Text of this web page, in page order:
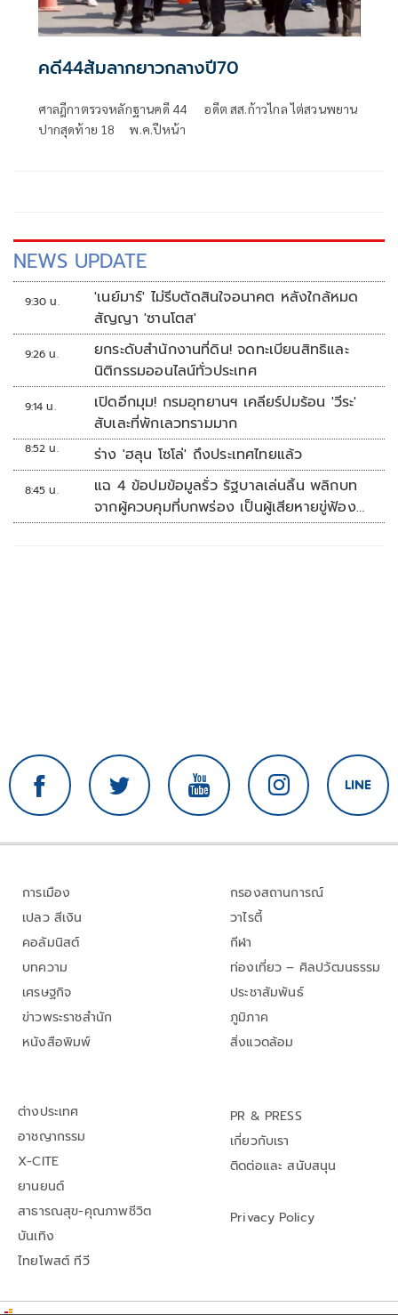
คดี44ส้มลากยาวกลางปี70
ศาลฎีกาตรวจหลักฐานคดี 44 อดีต สส.ก้าวไกล ไต่สวนพยาน
ปากสุดท้าย 18 พ.ค.ปีหน้า
NEWS UPDATE
9:30 น.
'เนย์มาร์' ไม่รีบตัดสินใจอนาคต หลังใกล้หมด
สัญญา 'ซานโตส'
9:26 น.
ยกระดับสำนักงานที่ดิน! จดทะเบียนสิทธิและ
นิติกรรมออนไลน์ทั่วประเทศ
9:14 น.
เปิดอีกมุม! กรมอุทยานฯ เคลียร์ปมร้อน 'วีระ'
สับเละที่พักเลวทรามมาก
8:52 น. ร่าง 'ฮลุน โซโล่' ถึงประเทศไทยแล้ว
8:45 น.
แฉ 4 ข้อปมข้อมูลรั่ว รัฐบาลเล่นลิ้น พลิกบท
จากผู้ควบคุมที่บกพร่อง เป็นผู้เสียหายขู่ฟ้อง
คนเอาความจริงมาพูด
การเมือง
เปลว สีเงิน
คอลัมนิสต์
บทความ
เศรษฐกิจ
ข่าวพระราชสำนัก
หนังสือพิมพ์
กรองสถานการณ์
วาไรตี้
กีฬา
ท่องเที่ยว – ศิลปวัฒนธรรม
ประชาสัมพันธ์
ภูมิภาค
สิ่งแวดล้อม
ต่างประเทศ
อาชญากรรม
X-CITE
ยานยนต์
สาธารณสุข-คุณภาพชีวิต
บันเทิง
ไทยโพสต์ ทีวี
PR & PRESS
เกี่ยวกับเรา
ติดต่อและ สนับสนุน
Privacy Policy